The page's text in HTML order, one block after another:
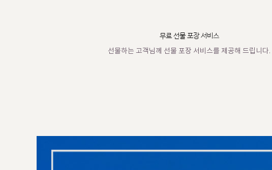
무료 선물 포장 서비스
선물하는 고객님께 선물 포장 서비스를 제공해 드립니다.